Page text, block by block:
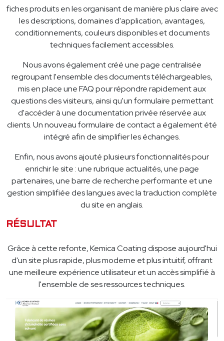
fiches produits en les organisant de manière plus claire avec
les descriptions, domaines d'application, avantages,
conditionnements, couleurs disponibles et documents
techniques facilement accessibles.
Nous avons également créé une page centralisée
regroupant l'ensemble des documents téléchargeables,
mis en place une FAQ pour répondre rapidement aux
questions des visiteurs, ainsi qu'un formulaire permettant
d'accéder à une documentation privée réservée aux
clients. Un nouveau formulaire de contact a également été
intégré afin de simplifier les échanges.
Enfin, nous avons ajouté plusieurs fonctionnalités pour
enrichir le site : une rubrique actualités, une page
partenaires, une barre de recherche performante et une
gestion simplifiée des langues avec la traduction complète
du site en anglais.
RÉSULTAT
Grâce à cette refonte, Kemica Coating dispose aujourd'hui
d'un site plus rapide, plus moderne et plus intuitif, offrant
une meilleure expérience utilisateur et un accès simplifié à
l'ensemble de ses ressources techniques.